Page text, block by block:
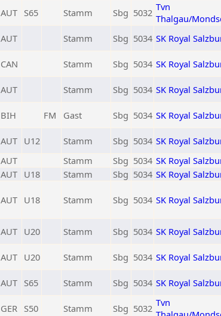
AUT S65 Stamm Sbg 5032 Tvn
Thalgau/
AUT Stamm Sbg 5034 SK Royal
CAN Stamm Sbg 5034 SK Royal
AUT Stamm Sbg 5034 SK Royal
BIH FM Gast Sbg 5034 SK Royal
AUT U12 Stamm Sbg 5034 SK Royal
AUT Stamm Sbg 5034 SK Royal
AUT U18 Stamm Sbg 5034 SK Royal
AUT U18 Stamm Sbg 5034 SK Royal
AUT U20 Stamm Sbg 5034 SK Royal
AUT U20 Stamm Sbg 5034 SK Royal
AUT S65 Stamm Sbg 5034 SK Royal
GER S50 Stamm Sbg 5032 Tvn